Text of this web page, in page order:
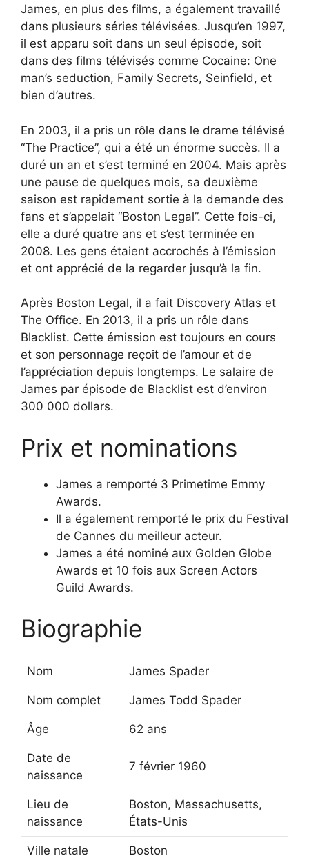
James, en plus des films, a également travaillé
dans plusieurs séries télévisées. Jusqu’en 1997,
il est apparu soit dans un seul épisode, soit
dans des films télévisés comme Cocaine: One
man’s seduction, Family Secrets, Seinfield, et
bien d’autres.
En 2003, il a pris un rôle dans le drame télévisé
“The Practice”, qui a été un énorme succès. Il a
duré un an et s’est terminé en 2004. Mais après
une pause de quelques mois, sa deuxième
saison est rapidement sortie à la demande des
fans et s’appelait “Boston Legal”. Cette fois-ci,
elle a duré quatre ans et s’est terminée en
2008. Les gens étaient accrochés à l’émission
et ont apprécié de la regarder jusqu’à la fin.
Après Boston Legal, il a fait Discovery Atlas et
The Office. En 2013, il a pris un rôle dans
Blacklist. Cette émission est toujours en cours
et son personnage reçoit de l’amour et de
l’appréciation depuis longtemps. Le salaire de
James par épisode de Blacklist est d’environ
300 000 dollars.
Prix et nominations
James a remporté 3 Primetime Emmy
Awards.
Il a également remporté le prix du Festival
de Cannes du meilleur acteur.
James a été nominé aux Golden Globe
Awards et 10 fois aux Screen Actors
Guild Awards.
Biographie
Nom James Spader
Nom complet James Todd Spader
Âge 62 ans
Date de
naissance
7 février 1960
Lieu de
naissance
Boston, Massachusetts,
États-Unis
Ville natale Boston